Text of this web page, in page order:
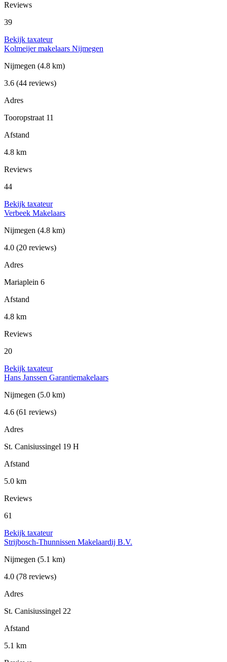
Reviews
39
Bekijk taxateur
Kolmeijer makelaars Nijmegen
Nijmegen (4.8 km)
3.6 (44 reviews)
Adres
Tooropstraat 11
Afstand
4.8 km
Reviews
44
Bekijk taxateur
Verbeek Makelaars
Nijmegen (4.8 km)
4.0 (20 reviews)
Adres
Mariaplein 6
Afstand
4.8 km
Reviews
20
Bekijk taxateur
Hans Janssen Garantiemakelaars
Nijmegen (5.0 km)
4.6 (61 reviews)
Adres
St. Canisiussingel 19 H
Afstand
5.0 km
Reviews
61
Bekijk taxateur
Strijbosch-Thunnissen Makelaardij B.V.
Nijmegen (5.1 km)
4.0 (78 reviews)
Adres
St. Canisiussingel 22
Afstand
5.1 km